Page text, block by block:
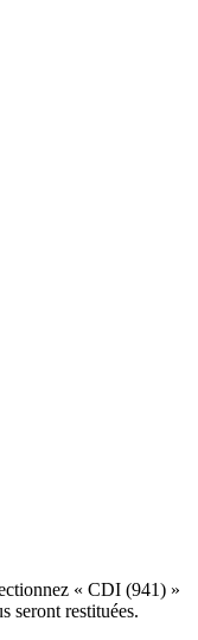
« CDI (941) »
seront restituées.